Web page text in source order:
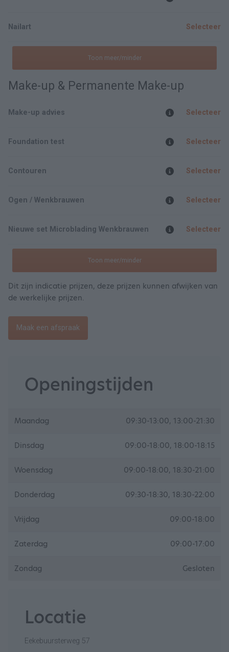
Nailart Selecteer
Toon meer/minder
Make-up & Permanente Make-up
Make-up advies Selecteer
Foundation test Selecteer
Contouren Selecteer
Ogen / Wenkbrauwen Selecteer
Nieuwe set Microblading Wenkbrauwen Selecteer
Toon meer/minder
Dit zijn indicatie prijzen, deze prijzen kunnen afwijken van
de werkelijke prijzen.
Maak een afspraak
Openingstijden
Maandag 09:30-13:00, 13:00-21:30
Dinsdag 09:00-18:00, 18:00-18:15
Woensdag 09:00-18:00, 18:30-21:00
Donderdag 09:30-18:30, 18:30-22:00
Vrijdag 09:00-18:00
Zaterdag 09:00-17:00
Zondag Gesloten
Locatie
Eekebuursterweg 57